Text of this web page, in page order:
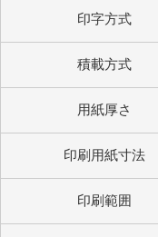
印字方式
積載方式
用紙厚さ
印刷用紙寸法
印刷範囲